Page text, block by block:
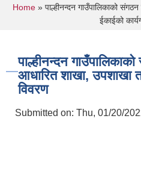
You are here
Home » पाल्हीनन्दन गाउँपालिकाको
ईकाईको
पाल्हीनन्दन
आधारित शाखा, उपशाखा
विवरण
Submitted on: Thu, 01/20/